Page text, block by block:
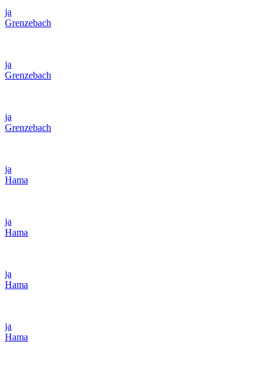
ja
Grenzebach
ja
Grenzebach
ja
Grenzebach
ja
Hama
ja
Hama
ja
Hama
ja
Hama